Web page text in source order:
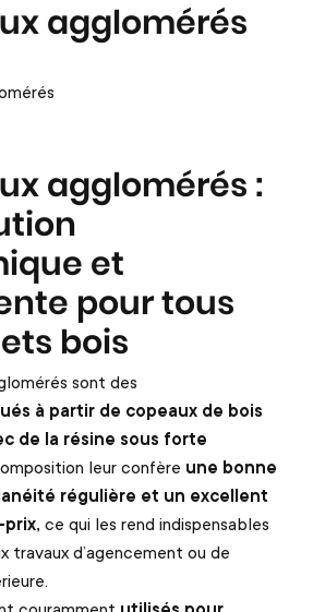
agglomérés
agglomérés :
et
pour tous
bois
sont des
à partir de copeaux de bois
de la résine sous forte
leur confère une bonne
régulière et un excellent
ce qui les rend indispensables
travaux d’agencement ou de